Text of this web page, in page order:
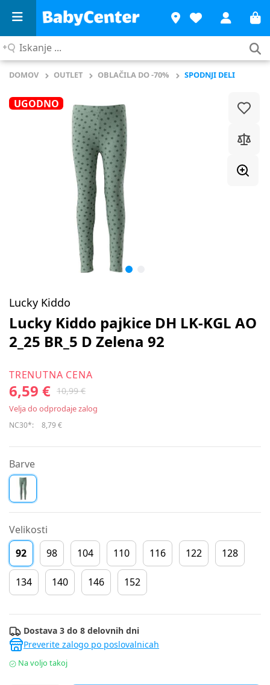
Iskanje
DOMOV OUTLET OBLAČILA DO -70% SPODNJI DELI
UGODNO
Lucky Kiddo
Lucky Kiddo pajkice DH LK-KGL AO
2_25 BR_5 D Zelena 92
TRENUTNA CENA
6,59 € 10,99 €
Velja do odprodaje zalog
NC30*: 8,79 €
Barve
Velikosti
92
98 104 110 116 122 128
134 140 146 152
Dostava 3 do 8 delovnih dni
Preverite zalogo po poslovalnicah
Na voljo takoj